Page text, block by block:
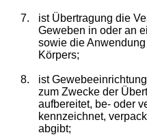
7.
ist Übertragung die
Geweben in oder an
sowie die
Körpers;
8.
ist
zum Zwecke der
aufbereitet, be- oder
kennzeichnet,
abgibt;